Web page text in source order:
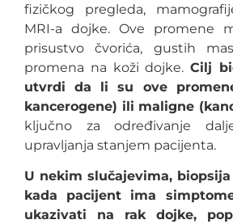
fizičkog pregleda,
MRI-a dojke. Ove promene
prisustvo čvorića, gustih
promena na koži dojke. Cilj
utvrdi da li su ove
kancerogene) ili maligne
ključno za određivanje
upravljanja stanjem pacijenta.
U nekim slučajevima,
kada pacijent ima
ukazivati na rak dojke,